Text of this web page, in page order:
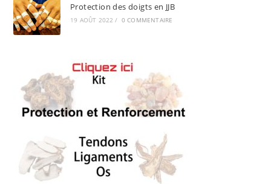
Protection des doigts en JJB
19 AOÛT 2022 / 0 COMMENTAIRE